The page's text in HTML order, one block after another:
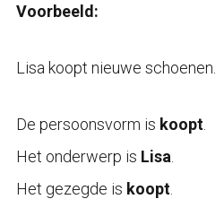
Voorbeeld:
Lisa koopt nieuwe schoenen.
De persoonsvorm is koopt.
Het onderwerp is Lisa
Het gezegde is koopt.